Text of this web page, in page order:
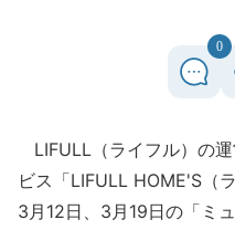
0
LIFULL（ライフル）の
ビス「LIFULL HOME'S（
3月12日、3月19日の「ミ